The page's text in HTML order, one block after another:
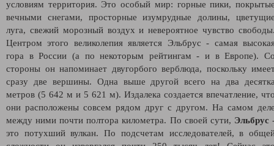
условиям территория. Это особый мир: горные пики,
вечными снегами, просторные изумрудные долины,
луга, свежий морозный воздух и невероятное чувство
Центром этого великолепия является Эльбрус - самая
гора в России (а по некоторым рейтингам - и в Европе).
стороны он напоминает двугорбого верблюда, поскольку
сразу две вершины. Одна выше другой всего на два
метров (5 642 м и 5 621 м). Издалека создается впечатление,
они расположены совсем рядом друг с другом. На самом
между ними почти полтора километра. По своей сути, Эльбрус
это потухший вулкан. По подсчетам исследователей, в